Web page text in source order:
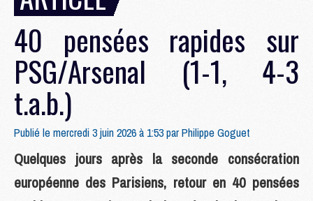
40 pensées rapides sur
PSG/Arsenal (1-1, 4-3
t.a.b.)
Publié le mercredi 3 juin 2026 à 1:53 parPhilippe Goguet
Quelques jours après la seconde consécration
européenne des Parisiens, retour en 40 pensées